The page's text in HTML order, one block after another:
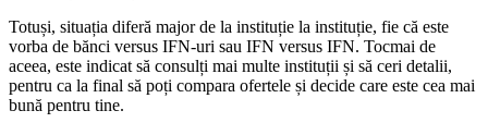
Totuși, situația diferă major de la instituție la instituție, fie că este
vorba de bănci versus IFN-uri sau IFN versus IFN. Tocmai de
aceea, este indicat să consulți mai multe instituții și să ceri detalii,
pentru ca la final să poți compara ofertele și decide care este cea mai
bună pentru tine.